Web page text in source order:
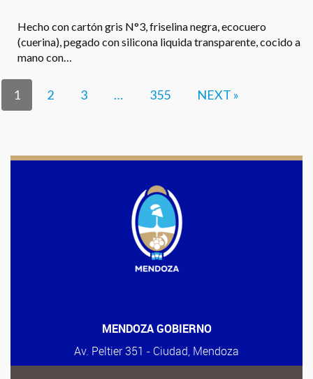
Hecho con cartón gris N°3, friselina negra, ecocuero
(cuerina), pegado con silicona liquida transparente, cocido a
mano con…
1 2 3 … 355 NEXT »
MENDOZA GOBIERNO
Av. Peltier 351 - Ciudad, Mendoza